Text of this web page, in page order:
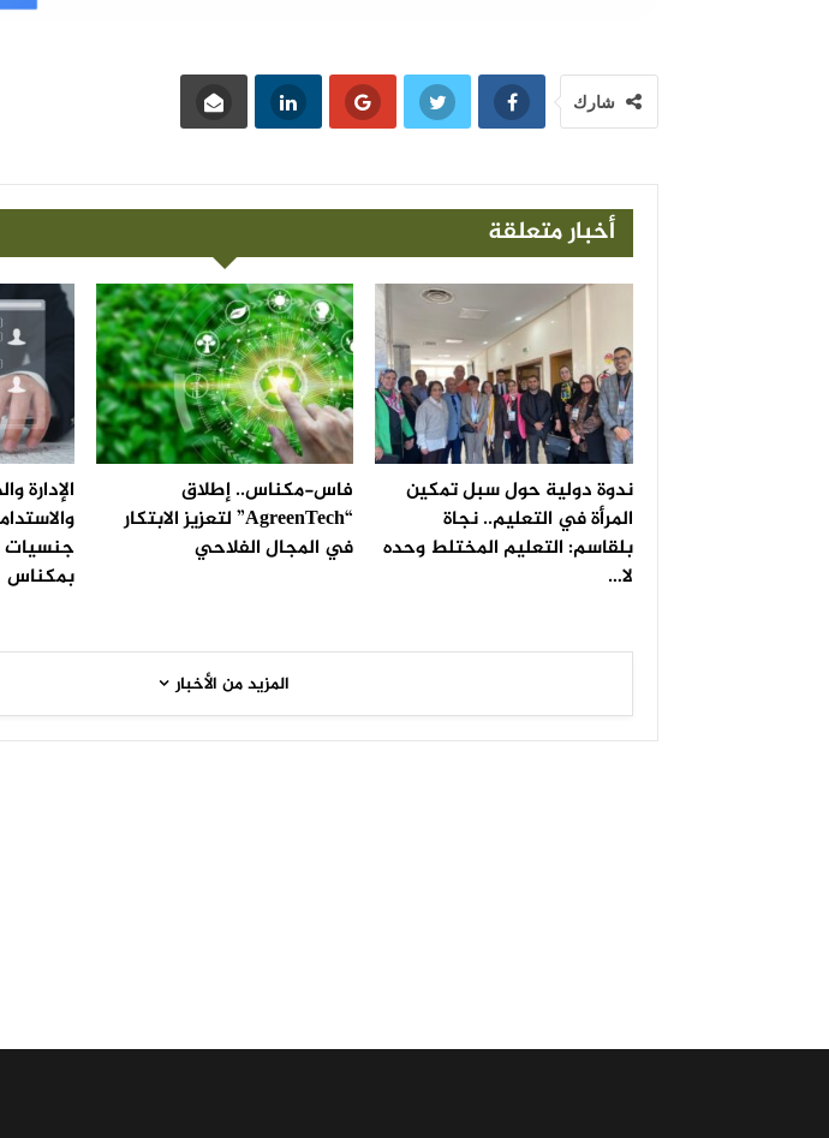
شارك
أخبار متعلقة
ندوة دولية حول سبل تمكين
المرأة في التعليم.. نجاة
بلقاسم: التعليم المختلط وحده
لا…
فاس-مكناس.. إطلاق
“AgreenTech” لتعزيز الابتكار
في المجال الفلاحي
الإدارة
جنسيات
بمكناس
المزيد من الأخبار